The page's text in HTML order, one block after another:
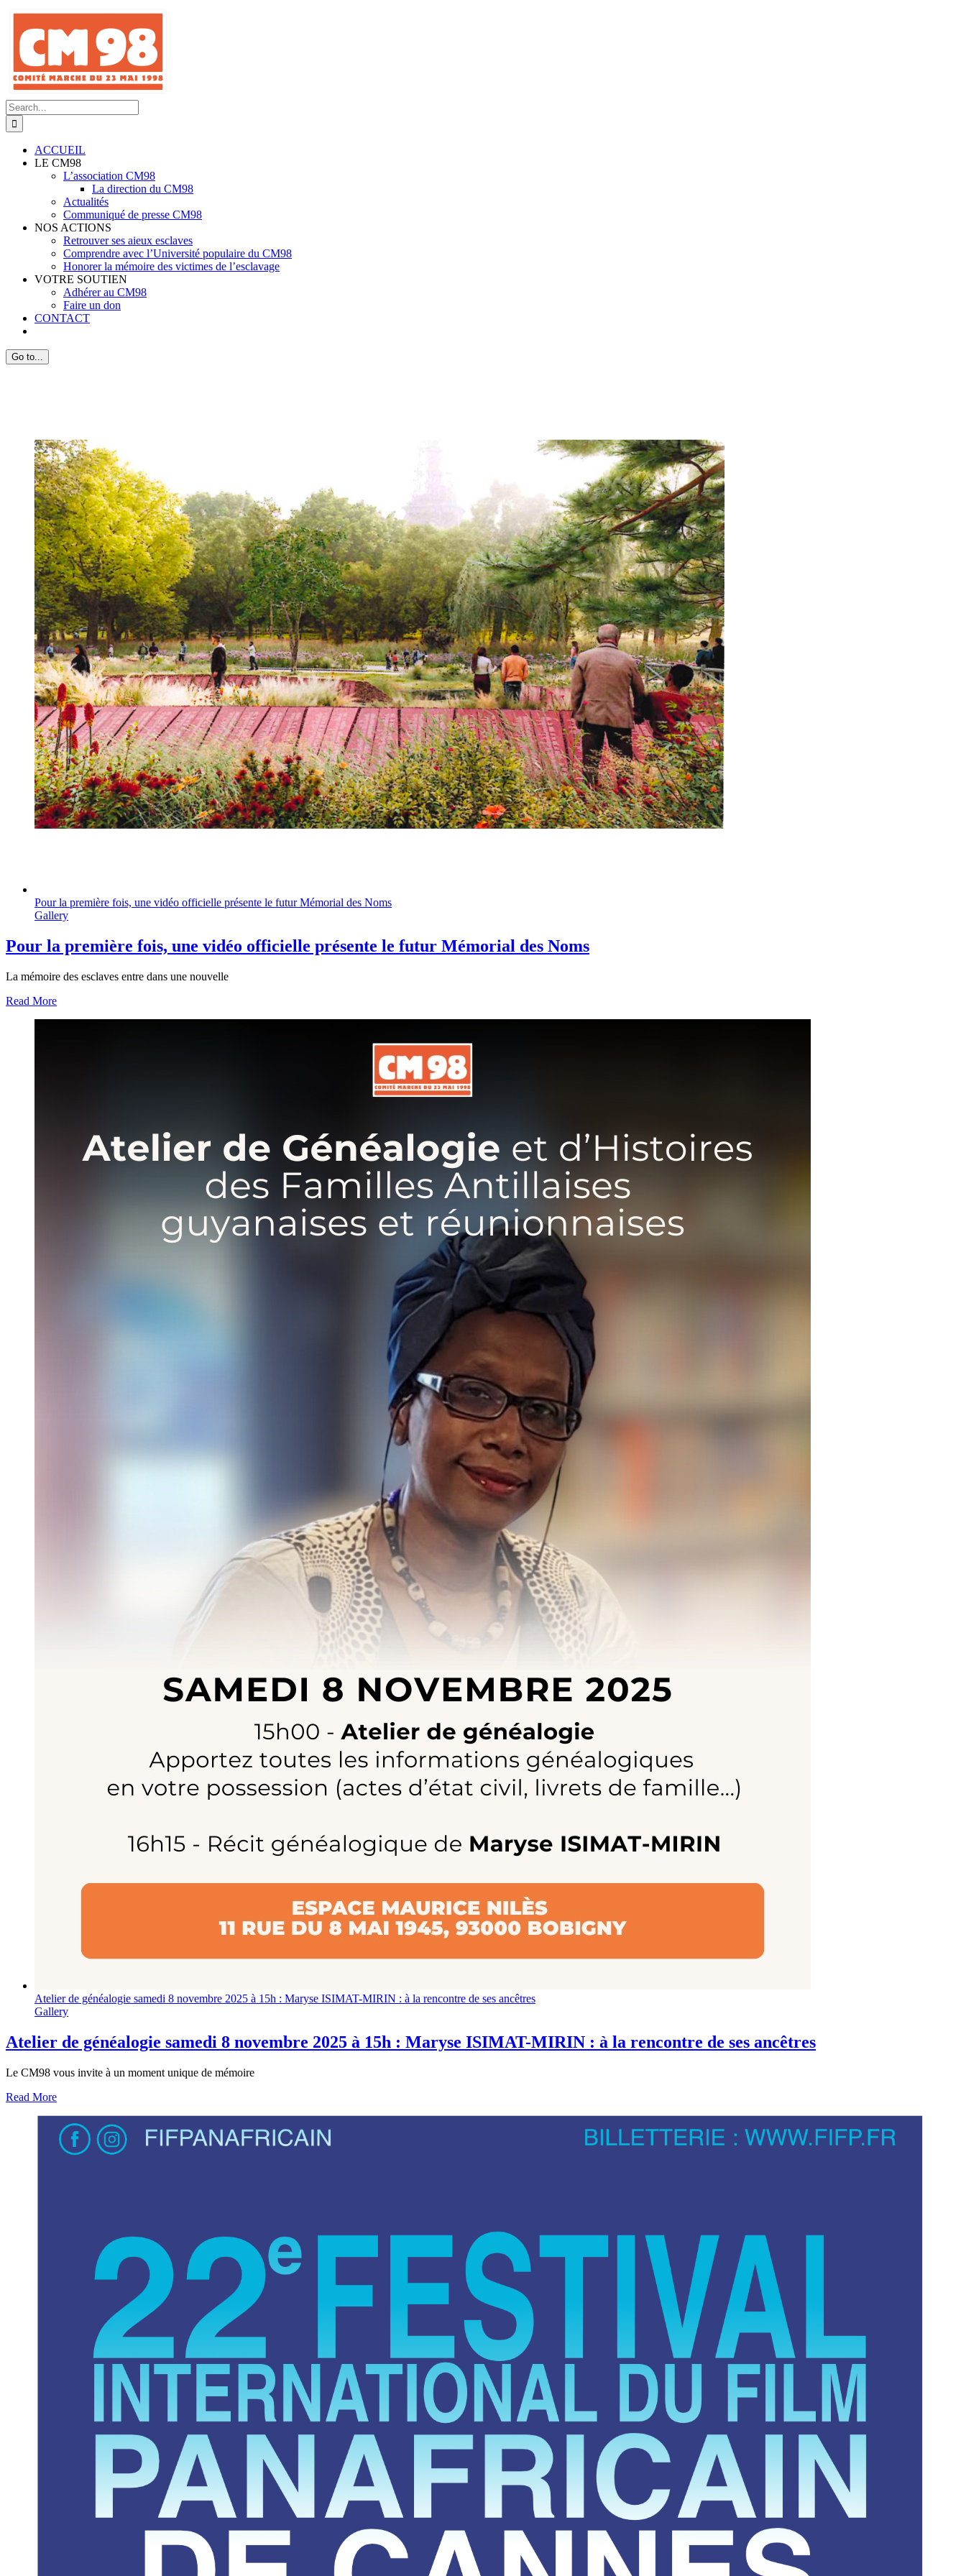
Skip
content
Search
for:
ACCUEIL
LE CM98
L’association CM98
La direction du CM98
Actualités
Communiqué de presse CM98
NOS ACTIONS
Retrouver ses aieux esclaves
Comprendre avec l’Université populaire du CM98
Honorer la mémoire des victimes de l’esclavage
VOTRE SOUTIEN
Adhérer au CM98
Faire un don
CONTACT
Go to...
Pour la première fois, une vidéo officielle présente le futur Mémorial des Noms
Gallery
Pour la première fois, une vidéo officielle présente le futur Mémorial des Noms
La mémoire des esclaves entre dans une nouvelle
Read More
Atelier de généalogie samedi 8 novembre 2025 à 15h : Maryse ISIMAT-MIRIN : à la rencontre de ses ancêtres
Gallery
Atelier de généalogie samedi 8 novembre 2025 à 15h : Maryse ISIMAT-MIRIN : à la rencontre de ses ancêtres
Le CM98 vous invite à un moment unique de mémoire
Read More